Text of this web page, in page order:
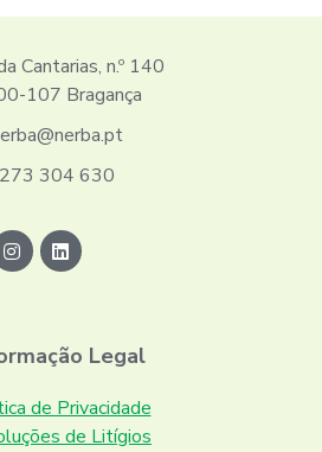
Cantarias, n.º 140
107 Bragança
273 304 630
Legal
de Privacidade
de Litígios